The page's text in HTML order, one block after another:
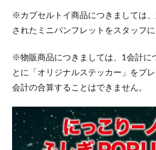
※カプセルトイ商品につきましては
されたミニパンフレットをスタッフに
※物販商品につきましては、1会計に
とに「オリジナルステッカー」をプ
会計の合算することはできません。